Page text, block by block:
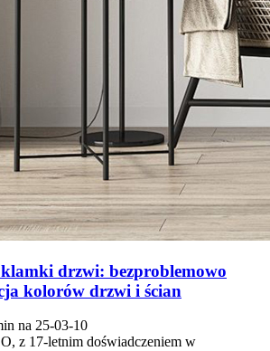
drzwi: bezproblemowo
kolorów drzwi i ścian
na 25-03-10
z 17-letnim doświadczeniem w